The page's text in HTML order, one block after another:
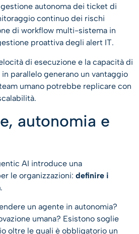
gestione autonoma dei ticket di
continuo dei rischi
di workflow multi-sistema in
proattiva degli alert IT.
di esecuzione e la capacità di
parallelo generano un vantaggio
umano potrebbe replicare con
autonomia e
AI introduce una
le organizzazioni: definire i
.
un agente in autonomia?
umana? Esistono soglie
oltre le quali è obbligatorio un